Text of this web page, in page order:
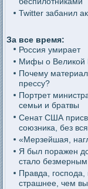
Twitter забанил
За все время:
Россия умирает
Мифы о Великой
Почему материал
прессу?
Портрет
семьи и братвы
Сенат США
союзника, без
«Мерзейшая,
Я был поражен
стало безмерным
Правда, господа,
страшнее, чем